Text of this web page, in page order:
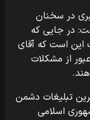
در سخنان
در جایی که
این است که آقای
از مشکلات
تبلیغات دشمن
اسلامی